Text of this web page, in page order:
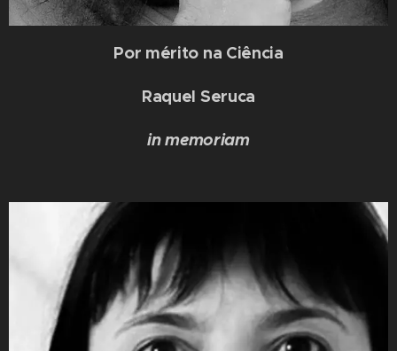
Por mérito na Ciência
Raquel Seruca
in memoriam